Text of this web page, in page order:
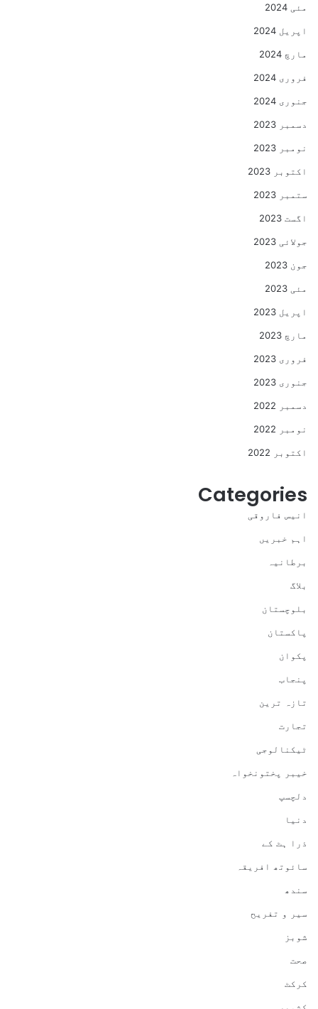
مئی 2024
اپریل 2024
مارچ 2024
فروری 2024
جنوری 2024
دسمبر 2023
نومبر 2023
اکتوبر 2023
ستمبر 2023
اگست 2023
جولائی 2023
جون 2023
مئی 2023
اپریل 2023
مارچ 2023
فروری 2023
جنوری 2023
دسمبر 2022
نومبر 2022
اکتوبر 2022
Categories
انیس فاروقی
اہم خبریں
برطانیہ
بلاگ
بلوچستان
پاکستان
پکوان
پنجاب
تازہ ترین
تجارت
ٹیکنالوجی
خیبر پختونخواہ
دلچسپ
دنیا
ذرا ہٹ کے
سائوتھ افریقہ
سندھ
سیر و تفریح
شوبز
صحت
کرکٹ